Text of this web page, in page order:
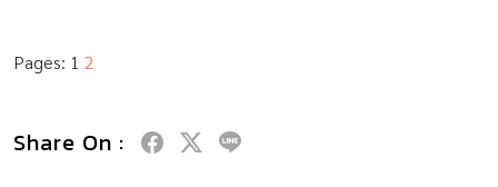
Pages: 1 2
Share On :